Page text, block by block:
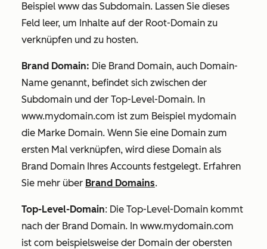
Beispiel www das Subdomain. Lassen Sie dieses
Feld leer, um Inhalte auf der Root-Domain zu
verknüpfen und zu hosten.
Brand Domain: Die Brand Domain, auch Domain-
Name genannt, befindet sich zwischen der
Subdomain und der Top-Level-Domain. In
www.mydomain.com ist zum Beispiel mydomain
die Marke Domain. Wenn Sie eine Domain zum
ersten Mal verknüpfen, wird diese Domain als
Brand Domain Ihres Accounts festgelegt. Erfahren
Sie mehr über Brand Domains.
Top-Level-Domain: Die Top-Level-Domain kommt
nach der Brand Domain. In www.mydomain.com
ist com beispielsweise der Domain der obersten